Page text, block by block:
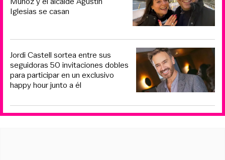
Iglesias se casan
Jordi Castell sortea entre sus
seguidoras 50 invitaciones dobles
para participar en un exclusivo
happy hour junto a él